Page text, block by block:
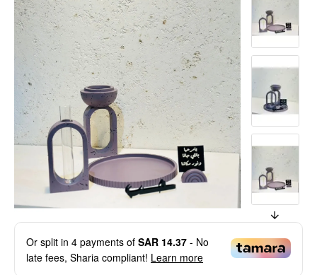
Or split in 4 payments of SAR 14.37 - No
late fees, Sharia compliant! Learn more